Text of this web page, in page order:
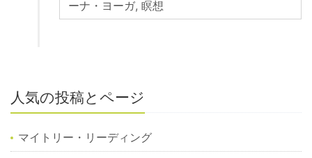
ーナ・ヨーガ, 瞑想
人気の投稿とページ
マイトリー・リーディング